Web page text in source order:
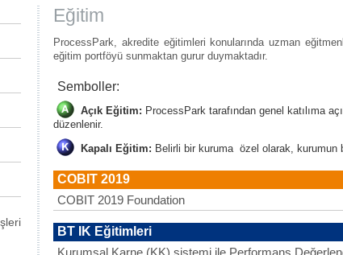
Eğitim
ProcessPark, akredite eğitimleri konularında uzman
eğitim portföyü sunmaktan gurur duymaktadır.
Semboller:
Açık Eğitim: ProcessPark tarafından genel katılıma
düzenlenir.
Kapalı Eğitim: Belirli bir kuruma özel olarak, kurumun
COBIT 2019
COBIT 2019 Foundation
BT IK Eğitimleri
Kurumsal Karne (KK) sistemi ile Performans